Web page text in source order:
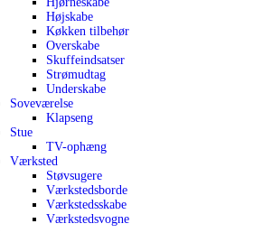
Højskabe
Køkken tilbehør
Overskabe
Skuffeindsatser
Strømudtag
Underskabe
Soveværelse
Klapseng
Stue
TV-ophæng
Værksted
Støvsugere
Værkstedsborde
Værkstedsskabe
Værkstedsvogne